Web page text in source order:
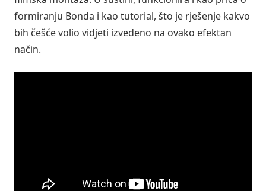
formiranju Bonda i kao tutorial, što je rješenje kakvo
bih češće volio vidjeti izvedeno na ovako efektan
način.